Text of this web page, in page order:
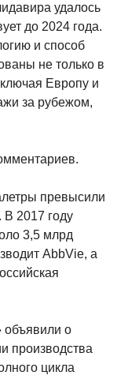
удалось
до 2024 года.
и способ
не только в
Европу и
за рубежом,
превысили
В 2017 году
3,5 млрд
AbbVie, а
объявили о
производства
цикла